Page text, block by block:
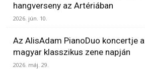
hangverseny az Artériában
2026. jún. 10.
Az AlisAdam PianoDuo koncertje a
magyar klasszikus zene napján
2026. máj. 29.